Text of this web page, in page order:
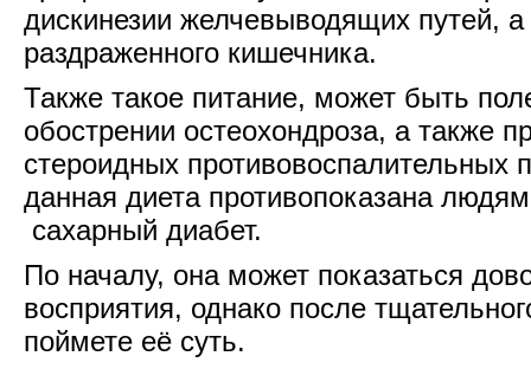
дискинезии желчевыводящих путей,
раздраженного кишечника.
Также такое питание, может быть
обострении остеохондроза, а также
стероидных противовоспалительных
данная диета противопоказана
сахарный диабет.
По началу, она может показаться
восприятия, однако после
поймете её суть.